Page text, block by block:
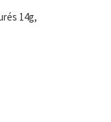
14g,